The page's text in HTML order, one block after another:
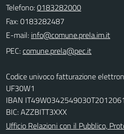
Telefono:0183282000
Fax: 0183282487
E-mail:
PEC:
Codice univoco fatturazione
UF30W1
IBAN
BIC: AZZBITT3XXX
Ufficio Relazioni con il Pubblico,